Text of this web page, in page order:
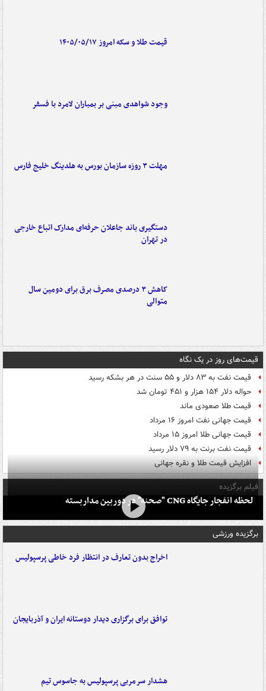
قیمت طلا و سکه امروز ۱۴۰۵/۰۵/۱۷
وجود شواهدی مبنی بر بمباران لامرد با فسفر
مهلت ۳ روزه سازمان بورس به هلدینگ خلیج فارس
دستگیری باند جاعلان حرفه‌ای مدارک اتباع خارجی
در تهران
کاهش ۳ درصدی مصرف برق برای دومین سال
متوالی
قیمت‌های روز در یک نگاه
قیمت نفت به ۸۳ دلار و ۵۵ سنت در هر بشکه رسید
حواله دلار ۱۵۴ هزار و ۴۵۱ تومان شد
قیمت طلا صعودی ماند
قیمت جهانی نفت امروز ۱۶ مرداد
قیمت جهانی طلا امروز ۱۵ مرداد
قیمت نفت برنت به ۷۹ دلار رسید
افزایش قیمت طلا و نقره جهانی
فیلم برگزیده
لحظه انفجار جایگاه CNG "صحنه" در دوربین مداربسته
برگزیده ورزشی
اخراج بدون تعارف در انتظار فرد خاطی پرسپولیس
توافق برای برگزاری دیدار دوستانه ایران و آذربایجان
هشدار سرمربی پرسپولیس به جاسوس تیم